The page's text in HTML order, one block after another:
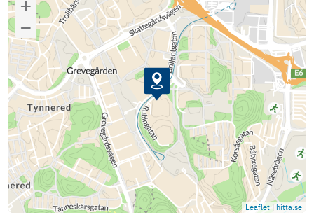
Leaflet | hitta.se